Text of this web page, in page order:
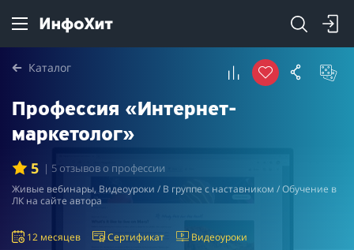
Каталог
Профессия «Интернет-
маркетолог»
5 | 5 отзывов о профессии
Живые вебинары, Видеоуроки / В группе с наставником / Обучение в
ЛК на сайте автора
12 месяцев Сертификат Видеоуроки